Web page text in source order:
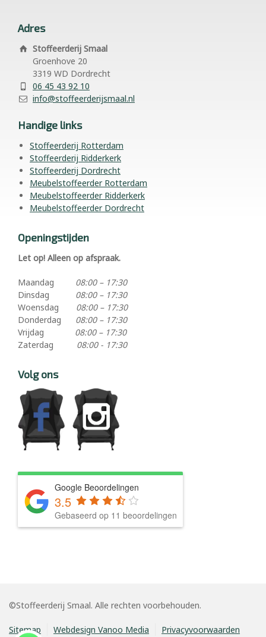
Adres
Stoffeerderij Smaal
Groenhove 20
3319 WD Dordrecht
06 45 43 92 10
info@stoffeerderijsmaal.nl
Handige links
Stoffeerderij Rotterdam
Stoffeerderij Ridderkerk
Stoffeerderij Dordrecht
Meubelstoffeerder Rotterdam
Meubelstoffeerder Ridderkerk
Meubelstoffeerder Dordrecht
Openingstijden
Let op! Alleen op afspraak.
Maandag
08:00 – 17:30
Dinsdag
08:00 – 17:30
Woensdag
08:00 – 17:30
Donderdag
08:00 – 17:30
Vrijdag
08:00 – 17:30
Zaterdag
08:00 - 17:30
Volg ons
Google Beoordelingen
3.5
Gebaseerd op 11 beoordelingen
©Stoffeerderij Smaal. Alle rechten voorbehouden.
Sitemap Webdesign Vanoo Media Privacyvoorwaarden